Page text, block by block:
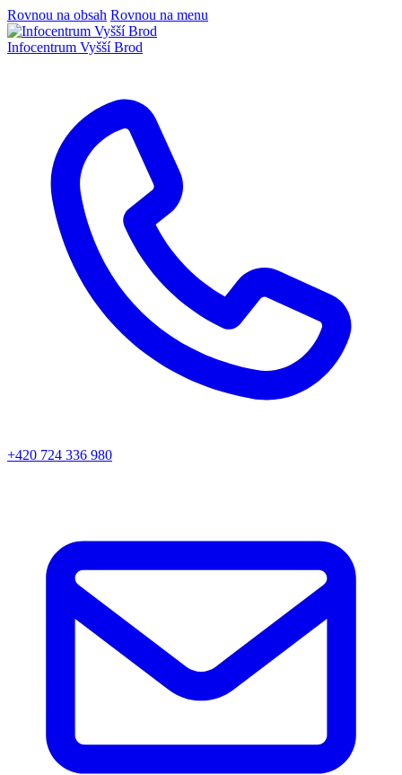
Rovnou na obsah Rovnou na menu
Infocentrum Vyšší Brod
+420 724 336 980